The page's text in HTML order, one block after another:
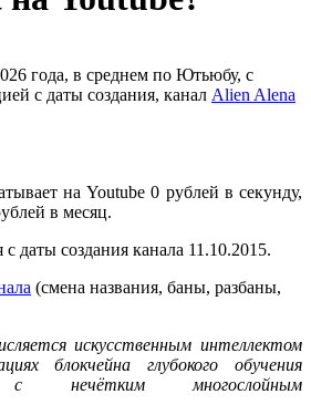
года, в среднем по Ютьюбу, с
с даты создания, канал Alien Alena
на Youtube 0 рублей в секунду,
в месяц.
с даты создания канала 11.10.2015.
(смена названия, баны, разбаны,
искусственным интеллектом
блокчейна глубокого обучения
с нечётким многослойным